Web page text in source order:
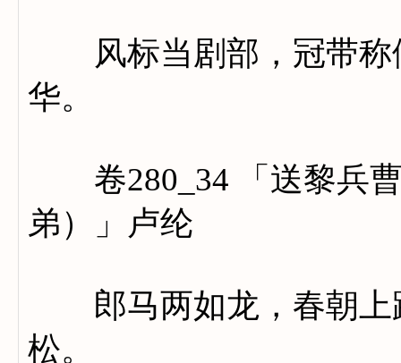
风标当剧部，冠带称
华。
卷280_34 「送黎兵曹
弟）」卢纶
郎马两如龙，春朝上
松。